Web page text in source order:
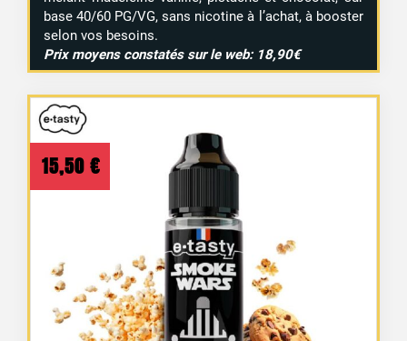
base 40/60 PG/VG, sans nicotine à l’achat, à booster
selon vos besoins.
Prix moyens constatés sur le web: 18,90€
15,50 €